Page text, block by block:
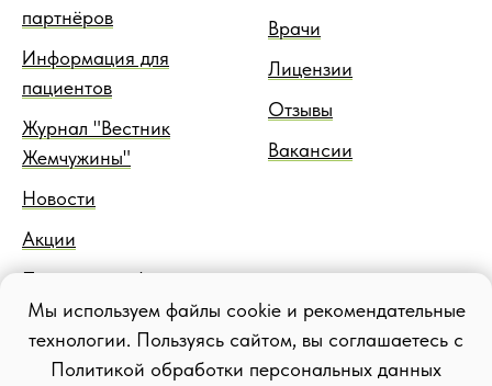
партнёров
Информация для
пациентов
Журнал "Вестник
Жемчужины"
Новости
Акции
Правовая информация
Блог
Врачи
Лицензии
Отзывы
Вакансии
Мы используем файлы cookie и рекомендательные
технологии. Пользуясь сайтом, вы соглашаетесь с
Политикой обработки персональных данных